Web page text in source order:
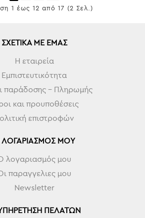
1 έως 12 από 17 (2 Σελ.)
ΣΧΕΤΙΚΆ ΜΕ ΕΜΆΣ
Η εταιρεία
Εμπιστευτικότητα
παράδοσης - Πληρωμής
και προυποθέσεις
επιστροφών
ΜΟΥ
λογαριασμός μου
παραγγελιες μου
Newsletter
ΠΕΛΑΤΏΝ